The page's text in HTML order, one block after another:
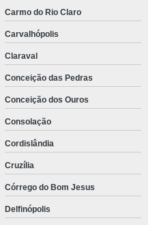
Carmo do Rio Claro
Carvalhópolis
Claraval
Conceição das Pedras
Conceição dos Ouros
Consolação
Cordislândia
Cruzília
Córrego do Bom Jesus
Delfinópolis